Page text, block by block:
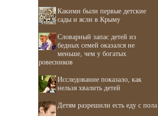
Какими были первые детские
сады и ясли в Крыму
Словарный запас детей из
бедных семей оказался не
меньше, чем у богатых
ровесников
Исследование показало, как
нельзя хвалить детей
Детям разрешили есть еду с пола